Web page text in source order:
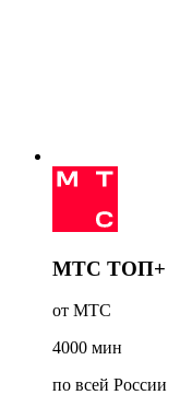
МТС ТОП+
от МТС
4000 мин
по всей России